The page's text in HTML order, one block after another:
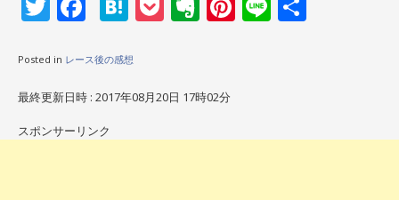
Posted in レース後の感想
最終更新日時 : 2017年08月20日 17時02分
スポンサーリンク